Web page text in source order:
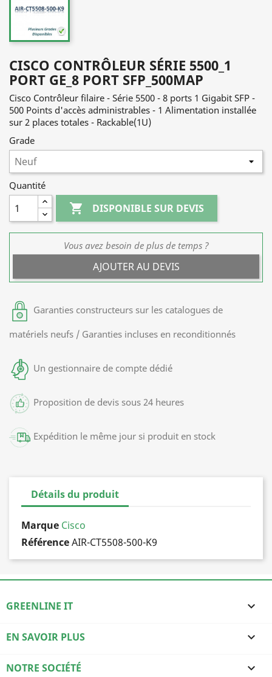
CISCO CONTRÔLEUR SÉRIE 5500_1
PORT GE_8 PORT SFP_500MAP
Cisco Contrôleur filaire - Série 5500 - 8 ports 1 Gigabit SFP -
500 Points d'accès administrables - 1 Alimentation installée
sur 2 places totales - Rackable(1U)
Grade
Quantité
 DISPONIBLE SUR DEVIS
Vous avez besoin de plus de temps ?
AJOUTER AU DEVIS
Garanties constructeurs sur les catalogues de
matériels neufs / Garanties incluses en reconditionnés
Un gestionnaire de compte dédié
Proposition de devis sous 24 heures
Expédition le même jour si produit en stock
Détails du produit
Marque Cisco
RéférenceAIR-CT5508-500-K9
GREENLINE IT 
EN SAVOIR PLUS 
NOTRE SOCIÉTÉ 